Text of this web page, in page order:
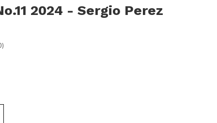
2024 - Sergio Perez